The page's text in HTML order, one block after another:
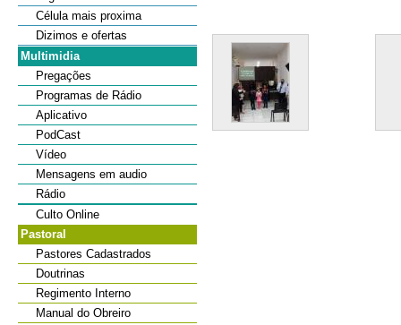
Célula mais proxima
Dizimos e ofertas
Multimidia
Pregações
Programas de Rádio
Aplicativo
PodCast
Vídeo
Mensagens em audio
Rádio
Culto Online
Pastoral
Pastores Cadastrados
Doutrinas
Regimento Interno
Manual do Obreiro